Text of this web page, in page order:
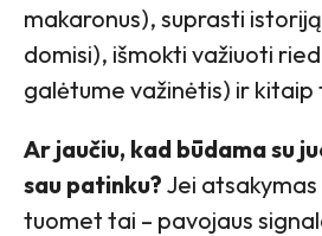
makaronus), suprasti
domisi), išmokti važiuoti
galėtume važinėtis) ir kitaip
Ar jaučiu, kad būdama su
sau patinku? Jei
tuomet tai – pavojaus